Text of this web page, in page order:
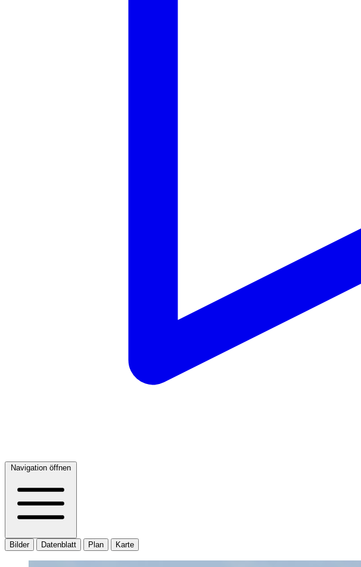
Navigation öffnen
Bilder Datenblatt Plan Karte